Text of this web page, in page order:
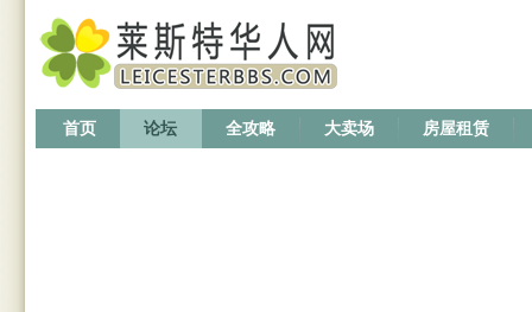
首页 论坛 全攻略 大卖场 房屋租赁